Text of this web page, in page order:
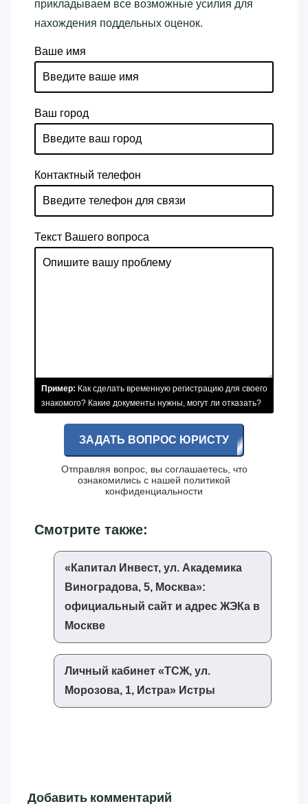
прикладываем все возможные усилия для
нахождения поддельных оценок.
Ваше имя
Ваш город
Контактный телефон
Текст Вашего вопроса
Пример: Как сделать временную регистрацию для своего
знакомого? Какие документы нужны, могут ли отказать?
ЗАДАТЬ ВОПРОС ЮРИСТУ
Отправляя вопрос, вы соглашаетесь, что
ознакомились с нашей политикой
конфиденциальности
Смотрите также:
«‎Капитал Инвест, ул. Академика
Виноградова, 5, Москва»‎:
официальный сайт и адрес ЖЭКа в
Москве
Личный кабинет «‎ТСЖ, ул.
Морозова, 1, Истра»‎ Истры
Добавить комментарий